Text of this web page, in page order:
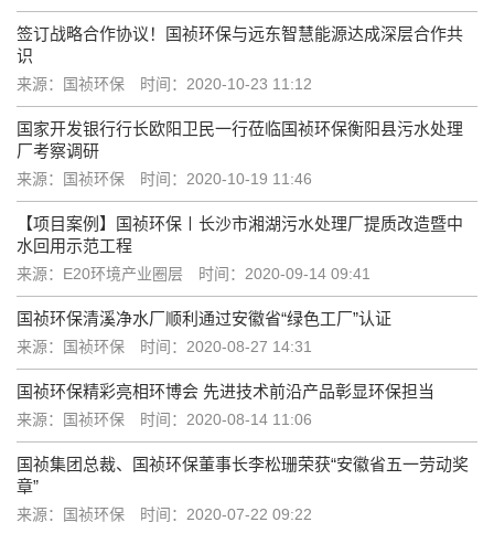
签订战略合作协议！国祯环保与远东智慧能源达成深层合作共
识
来源：国祯环保 时间：2020-10-23 11:12
国家开发银行行长欧阳卫民一行莅临国祯环保衡阳县污水处理
厂考察调研
来源：国祯环保 时间：2020-10-19 11:46
【项目案例】国祯环保〡长沙市湘湖污水处理厂提质改造暨中
水回用示范工程
来源：E20环境产业圈层 时间：2020-09-14 09:41
国祯环保清溪净水厂顺利通过安徽省“绿色工厂”认证
来源：国祯环保 时间：2020-08-27 14:31
国祯环保精彩亮相环博会 先进技术前沿产品彰显环保担当
来源：国祯环保 时间：2020-08-14 11:06
国祯集团总裁、国祯环保董事长李松珊荣获“安徽省五一劳动奖
章”
来源：国祯环保 时间：2020-07-22 09:22